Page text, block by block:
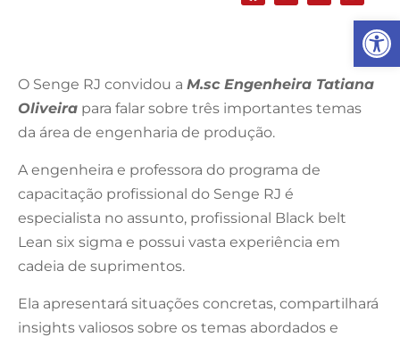
Abrir
O Senge RJ convidou a M.sc Engenheira Tatiana
Oliveira para falar sobre três importantes temas
da área de engenharia de produção.
A engenheira e professora do programa de
capacitação profissional do Senge RJ é
especialista no assunto, profissional Black belt
Lean six sigma e possui vasta experiência em
cadeia de suprimentos.
Ela apresentará situações concretas, compartilhará
insights valiosos sobre os temas abordados e